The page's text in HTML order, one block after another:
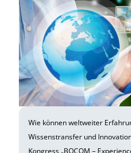
Wie können weltweiter
Wissenstransfer und
Kongress „BOCOM –